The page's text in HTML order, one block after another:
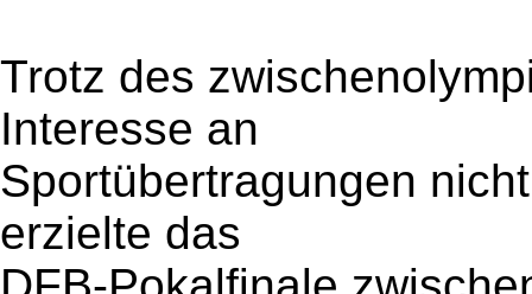
Trotz des
Interesse an
Sportübertragungen
erzielte das